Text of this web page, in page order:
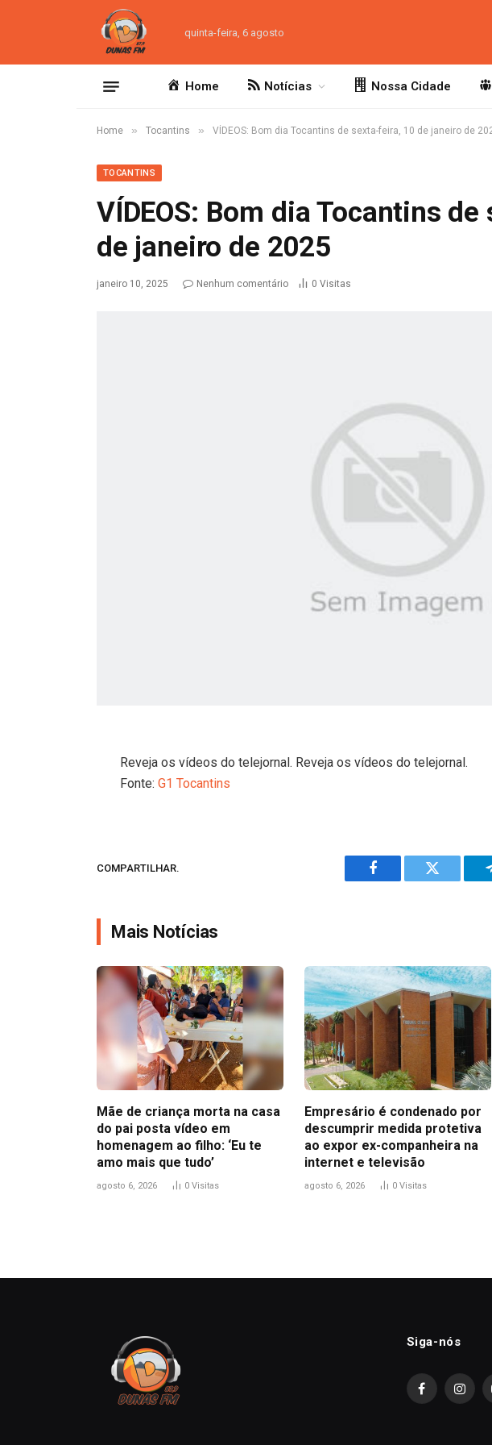
quinta-feira, 6 agosto
Home Notícias Nossa Cidade
Home » Tocantins » VÍDEOS: Bom dia Tocantins de sexta-feira, 10 de janeiro de
TOCANTINS
VÍDEOS: Bom dia Tocantins
de janeiro de 2025
janeiro 10, 2025 Nenhum comentário 0 Visitas
Reveja os vídeos do telejornal. Reveja os vídeos do telejornal.
Fonte:G1 Tocantins
COMPARTILHAR.
Facebook Twitter
Mais Notícias
Mãe de criança morta na casa
do pai posta vídeo em
homenagem ao filho: ‘Eu te
amo mais que tudo’
agosto 6, 2026 0 Visitas
Empresário é condenado por
descumprir medida protetiva
ao expor ex-companheira na
internet e televisão
agosto 6, 2026 0 Visitas
Siga-nós
Facebook